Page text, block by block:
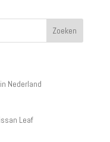
Nederland
Leaf